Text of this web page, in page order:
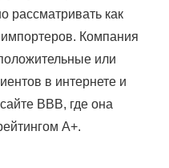
рассматривать как
Компания
или
в интернете и
BBB, где она
A+.